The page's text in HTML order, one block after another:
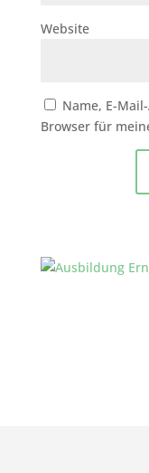
Website
Name, E-
Browser für